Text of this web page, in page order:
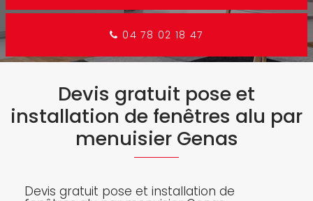
04 78 02 18 47
Devis gratuit pose et
installation de fenêtres alu par
menuisier Genas
Devis gratuit pose et installation de